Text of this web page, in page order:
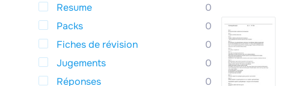
Resume
0
Packs
0
Fiches de révision
0
Jugements
0
Réponses
0